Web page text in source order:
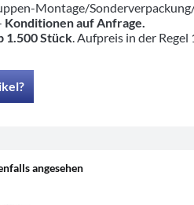
Montage/
Konditionen auf Anfrage.
1.500 Stück. Aufpreis in der Regel
angesehen